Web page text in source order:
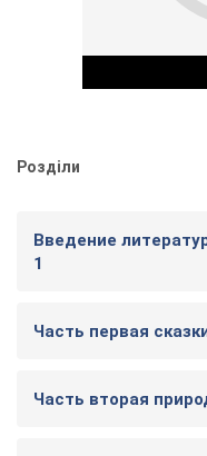
Розділи
Введение
1
Часть первая
Часть вторая